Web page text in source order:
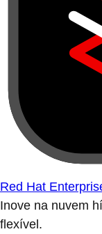
Red Hat
Inove na nuvem
flexível.